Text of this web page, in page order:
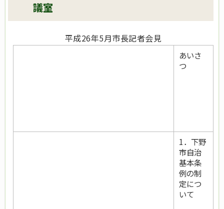
議室
平成26年5月市長記者会見
あいさ
つ
1．下野
市自治
基本条
例の制
定につ
いて